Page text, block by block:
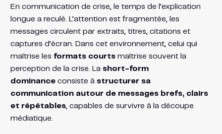
En communication de crise, le temps de l’explication
longue a reculé. L’attention est fragmentée, les
messages circulent par extraits, titres, citations et
captures d’écran. Dans cet environnement, celui qui
maîtrise les formats courtsmaîtrise souvent la
perception de la crise. La short-form
dominanceconsiste à structurer sa
communication autour de messages brefs, clairs
et répétables, capables de survivre à la découpe
médiatique.